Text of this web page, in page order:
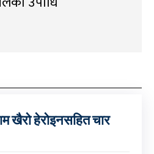
खैरो हेरोइनसहित चार